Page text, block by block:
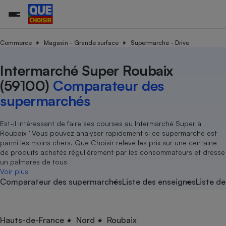
Commerce Magasin - Grande surface Supermarché - Drive
Intermarché Super Roubaix
(59100) Comparateur des
supermarchés
Est-il intéressant de faire ses courses au Intermarché Super à
Roubaix ’ Vous pouvez analyser rapidement si ce supermarché est
parmi les moins chers. Que Choisir relève les prix sur une centaine
de produits achetés régulièrement par les consommateurs et dresse
un palmarès de tous
Voir plus
Comparateur des supermarchésListe des enseignesListe
Hauts-de-France Nord Roubaix
Agriculture
Produit alimentaire
Achat - Vente - Location
Carburant
Magasin - Grande surface
Marketing - Fidélisation
Organismes de défense
Système judiciaire
Air
Eau
Achat - Vente - Travaux
Location
Sport
Vacances - Tourisme
électrique
Démarche administrative
Senior
Service marchand
Train
Transport aérien
Toutes les actualités
Enquêtes
Guides d'achat
Conseils
Brèves
Tous les services
Soumettre un litige
Lettres types
Rencontrer une association locale
Tous nos combats
Nos actions
Nos grandes victoires
Les billets de la présidente
Nos associations locales
Nous rejoindre
En savoir plus sur Que Choisir Ensemble
?
L’association
Nos missions
Notre méthodologie
Notre financement
Nos partenaires
Nous rejoindre